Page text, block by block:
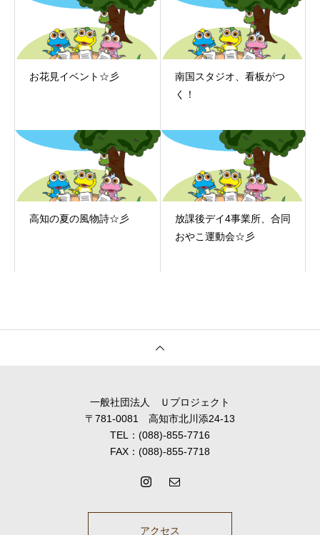
お花見イベント☆彡
南国スタジオ、看板がつ
く！
高知の夏の風物詩☆彡
放課後デイ4事業所、合同
おやこ運動会☆彡
一般社団法人 Ｕプロジェクト
〒781-0081 高知市北川添24-13
TEL：(088)-855-7716
FAX：(088)-855-7718
アクセス